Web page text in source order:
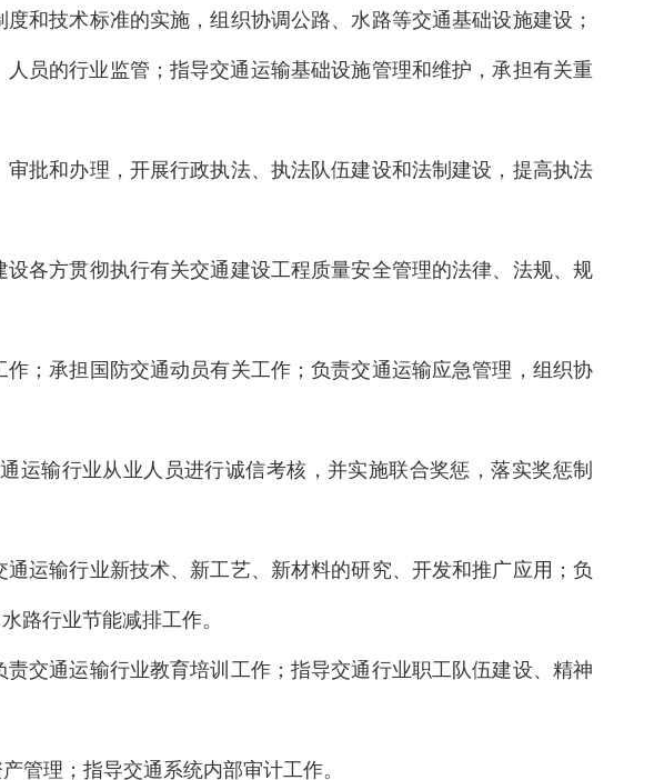
和技术标准的实施，组织协调公路、水路等交通基础设施建设；
员的行业监管；指导交通运输基础设施管理和维护，承担有关重
批和办理，开展行政执法、执法队伍建设和法制建设，提高执法
各方贯彻执行有关交通建设工程质量安全管理的法律、法规、规
；承担国防交通动员有关工作；负责交通运输应急管理，组织协
输行业从业人员进行诚信考核，并实施联合奖惩，落实奖惩制
运输行业新技术、新工艺、新材料的研究、开发和推广应用；负
路行业节能减排工作。
交通运输行业教育培训工作；指导交通行业职工队伍建设、精神
管理；指导交通系统内部审计工作。